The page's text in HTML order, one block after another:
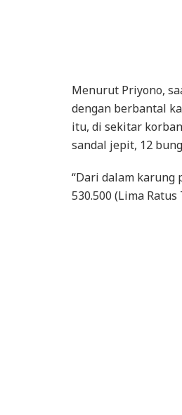
Menurut Priyono,
dengan berbantal
itu, di sekitar
sandal jepit, 12
“Dari dalam karung
530.500 (Lima